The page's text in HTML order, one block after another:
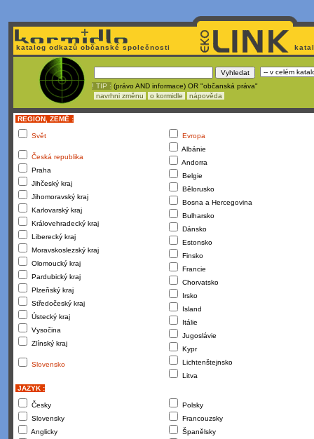
katalog odkazů občanské společnosti
! TIP : (právo AND informace) OR "občanská práva"
navrhni změnu
o kormidle nápověda
REGION, ZEMĚ :
Svět
Česká republika
Praha
Jihčeský kraj
Jihomoravský kraj
Karlovarský kraj
Královehradecký kraj
Liberecký kraj
Moravskoslezský kraj
Olomoucký kraj
Pardubický kraj
Plzeňský kraj
Středočeský kraj
Ústecký kraj
Vysočina
Zlínský kraj
Slovensko
Evropa
Albánie
Andorra
Belgie
Bělorusko
Bosna a Hercegovina
Bulharsko
Dánsko
Estonsko
Finsko
Francie
Chorvatsko
Irsko
Island
Itálie
Jugoslávie
Kypr
Lichtenštejnsko
Litva
JAZYK :
Česky
Slovensky
Anglicky
Polsky
Francouzsky
Španělsky